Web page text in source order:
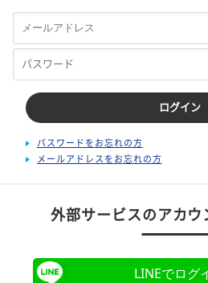
パスワードをお忘れの方
メールアドレスをお忘れの方
外部サービスのアカウ
LINEでログ